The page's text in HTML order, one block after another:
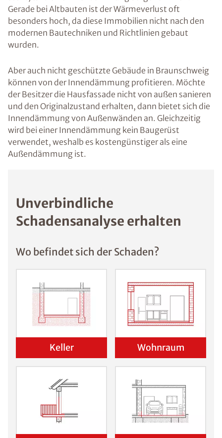
Gerade bei Altbauten ist der Wärmeverlust oft
besonders hoch, da diese Immobilien nicht nach den
modernen Bautechniken und Richtlinien gebaut
wurden.
Aber auch nicht geschützte Gebäude in Braunschweig
können von der Innendämmung profitieren. Möchte
der Besitzer die Hausfassade nicht von außen sanieren
und den Originalzustand erhalten, dann bietet sich die
Innendämmung von Außenwänden an. Gleichzeitig
wird bei einer Innendämmung kein Baugerüst
verwendet, weshalb es kostengünstiger als eine
Außendämmung ist.
Unverbindliche
Schadensanalyse erhalten
Wo befindet sich der Schaden?
Keller Wohnraum